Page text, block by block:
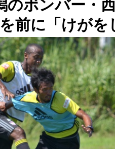
目は「個」
のボンバー・
前に「けが